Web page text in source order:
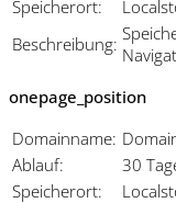
Speicherort:
Beschreibung:
onepage_position
Domainname:
Ablauf:
30
Speicherort: